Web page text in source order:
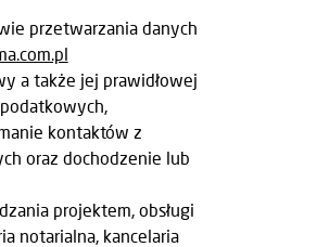
przetwarzania danych
a także jej prawidłowej
kontaktów z
oraz dochodzenie lub
projektem, obsługi
notarialna, kancelaria